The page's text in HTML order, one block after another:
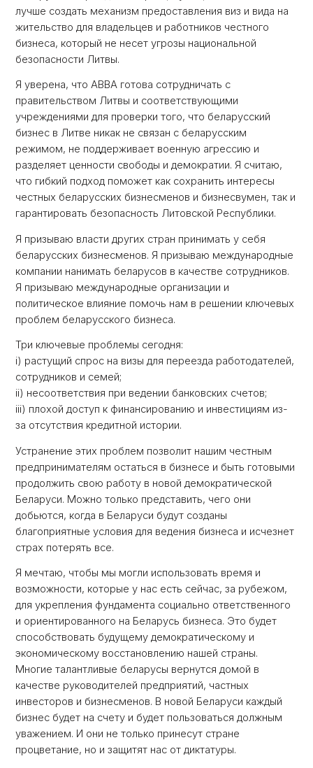
лучше создать механизм предоставления виз и вида на
жительство для владельцев и работников честного
бизнеса, который не несет угрозы национальной
безопасности Литвы.
Я уверена, что ABBA готова сотрудничать с
правительством Литвы и соответствующими
учреждениями для проверки того, что беларусский
бизнес в Литве никак не связан с беларусским
режимом, не поддерживает военную агрессию и
разделяет ценности свободы и демократии. Я считаю,
что гибкий подход поможет как сохранить интересы
честных беларусских бизнесменов и бизнесвумен, так и
гарантировать безопасность Литовской Республики.
Я призываю власти других стран принимать у себя
беларусских бизнесменов. Я призываю международные
компании нанимать беларусов в качестве сотрудников.
Я призываю международные организации и
политическое влияние помочь нам в решении ключевых
проблем беларусского бизнеса.
Три ключевые проблемы сегодня:
i) растущий спрос на визы для переезда работодателей,
сотрудников и семей;
ii) несоответствия при ведении банковских счетов;
iii) плохой доступ к финансированию и инвестициям из-
за отсутствия кредитной истории.
Устранение этих проблем позволит нашим честным
предпринимателям остаться в бизнесе и быть готовыми
продолжить свою работу в новой демократической
Беларуси. Можно только представить, чего они
добьются, когда в Беларуси будут созданы
благоприятные условия для ведения бизнеса и исчезнет
страх потерять все.
Я мечтаю, чтобы мы могли использовать время и
возможности, которые у нас есть сейчас, за рубежом,
для укрепления фундамента социально ответственного
и ориентированного на Беларусь бизнеса. Это будет
способствовать будущему демократическому и
экономическому восстановлению нашей страны.
Многие талантливые беларусы вернутся домой в
качестве руководителей предприятий, частных
инвесторов и бизнесменов. В новой Беларуси каждый
бизнес будет на счету и будет пользоваться должным
уважением. И они не только принесут стране
процветание, но и защитят нас от диктатуры.